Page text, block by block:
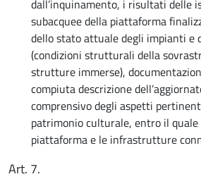
dall’inquinamento, i risultati delle
subacquee della piattaforma
dello stato attuale degli impianti e
(condizioni strutturali della
strutture immerse),
compiuta descrizione
comprensivo degli aspetti
patrimonio culturale, entro il quale
piattaforma e le infrastrutture
Art. 7.